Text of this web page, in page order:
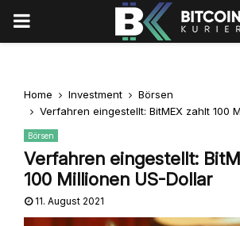
PRIMARY
Home Investment
Börsen
Verfahren eingestellt: BitMEX zahlt 100
Börsen
Verfahren eingestellt:
100 Millionen US-Dollar
11. August 2021